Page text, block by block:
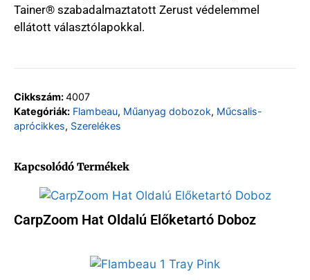
Tainer® szabadalmaztatott Zerust védelemmel
ellátott választólapokkal.
Cikkszám:4007
Kategóriák: Flambeau, Műanyag dobozok, Műcsalis-
aprócikkes, Szerelékes
Kapcsolódó Termékek
CarpZoom Hat Oldalú Előketartó Doboz